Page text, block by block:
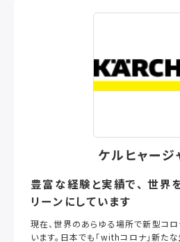
この実績により平成9年「科学技術
これまでに数々の受賞の栄誉に浴して
ケルヒャージ
豊富な経験と実績で、 世界
リーンにしています
現在、世界のあらゆる場所で新型コ
います。日本でも「withコロナ」新た